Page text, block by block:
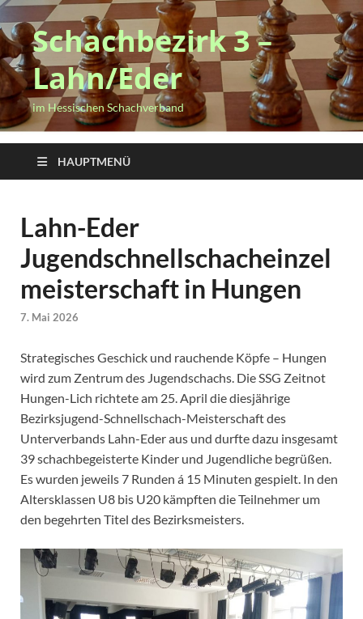
Schachbezirk 3 –
Lahn/Eder
im Hessischen Schachverband
HAUPTMENÜ
Lahn-Eder
Jugendschnellschacheinzel
meisterschaft in Hungen
7. Mai 2026
Strategisches Geschick und rauchende Köpfe – Hungen
wird zum Zentrum des Jugendschachs. Die SSG Zeitnot
Hungen-Lich richtete am 25. April die diesjährige
Bezirksjugend-Schnellschach-Meisterschaft des
Unterverbands Lahn-Eder aus und durfte dazu insgesamt
39 schachbegeisterte Kinder und Jugendliche begrüßen.
Es wurden jeweils 7 Runden á 15 Minuten gespielt. In den
Altersklassen U8 bis U20 kämpften die Teilnehmer um
den begehrten Titel des Bezirksmeisters.